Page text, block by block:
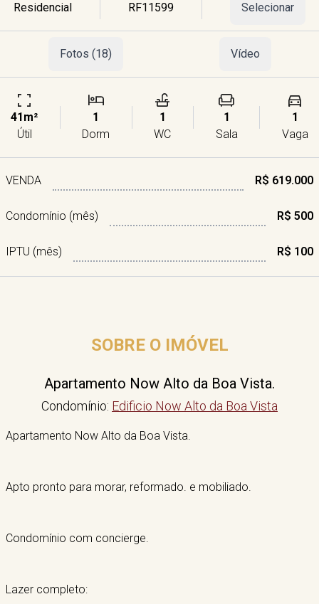
Residencial RF11599 Selecionar
Fotos (18) Vídeo
41m²
Útil
1
Dorm
1
WC
1
Sala
1
Vaga
VENDA R$ 619.000
Condomínio (mês) R$ 500
IPTU (mês) R$ 100
SOBRE O IMÓVEL
Apartamento Now Alto da Boa Vista.
Condomínio: Edificio Now Alto da Boa Vista
Apartamento Now Alto da Boa Vista.
Apto pronto para morar, reformado. e mobiliado.
Condomínio com concierge.
Lazer completo: